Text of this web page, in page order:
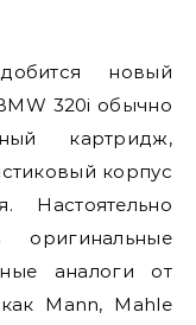
новый
320i обычно
картридж,
корпус
Настоятельно
оригинальные
аналоги от
Mann, Mahle